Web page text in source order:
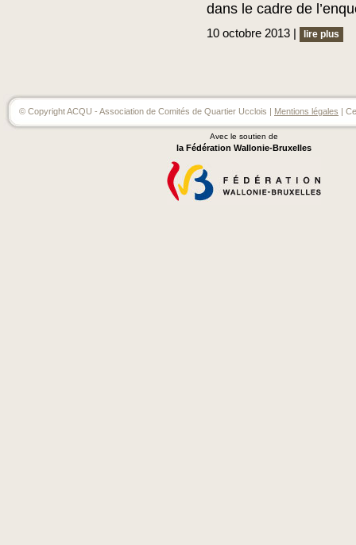
dans le cadre de
10 octobre 2013 | lire plus
© Copyright ACQU - Association de Comités de Quartier Ucclois | Mentions légales |
Avec le soutien de
la Fédération Wallonie-Bruxelles